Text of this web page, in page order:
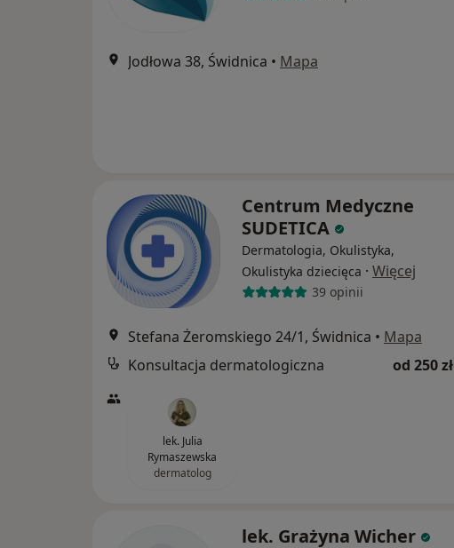
Jodłowa 38, Świdnica • Mapa
Centrum Medyczne
SUDETICA
Dermatologia, Okulistyka,
Okulistyka dziecięca · Więcej
39 opinii
Stefana Żeromskiego 24/1, Świdnica • Mapa
Konsultacja dermatologiczna
od 250 zł
lek. Julia
Rymaszewska
dermatolog
lek. Grażyna Wicher